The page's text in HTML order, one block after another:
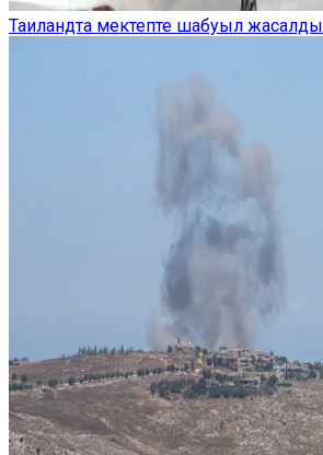
Таиландта мектепте шабуыл жасалды